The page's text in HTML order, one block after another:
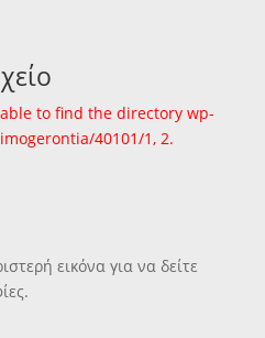
to find the directory wp-
40101/1, 2.
εικόνα για να δείτε